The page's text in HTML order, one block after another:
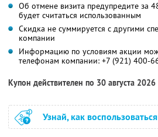
Об отмене визита предупредите за
будет считаться использованным
Скидка не суммируется с другими
компании
Информацию по условиям акции
телефонам компании: +7 (921) 400-
Купон действителен по 30 августа
Узнай, как